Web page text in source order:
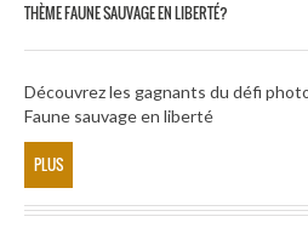
THÈME FAUNE SAUVAGE EN LIBERTÉ?
Découvrez les gagnants du défi
Faune sauvage en liberté
PLUS